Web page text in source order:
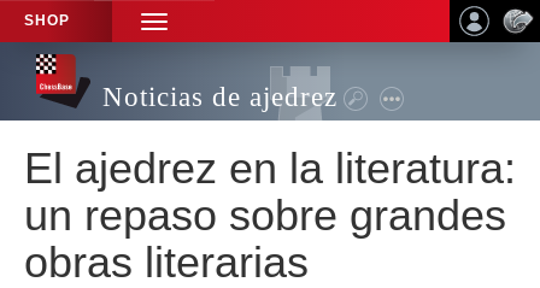
SHOP
TOGGLE
NAVIGATION
Noticias de ajedrez
El ajedrez en la literatura:
un repaso sobre grandes
obras literarias